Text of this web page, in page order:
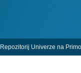
Repozitorij Univerze na